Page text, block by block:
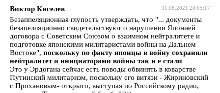
31.08.2021 20:05:17
Виктор Киселев
Безаппеляционная глупость утверждать, что "... документы
безапелляционно свидетельствуют о нарушении Японией
договора с Советским Союзом о взаимном нейтралитете и
подготовке японскими милитаристами войны на Дальнем
Востоке", поскольку по факту японцы в войну сохраняли
нейтралитет и инициаторами войны так и е стали
Это у Эрдогана сейчас есть поводы обвинять в коварстве
Путинский милитаризм, поскольку его витязи - Жириновский
с Прохановым- открыто, выступая по Российскому радио,